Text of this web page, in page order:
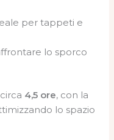
per tappeti e
lo sporco
4,5 ore, con la
lo spazio